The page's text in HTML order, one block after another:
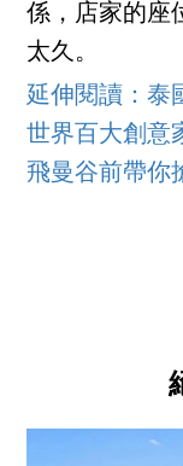
係，店家的座
太久。
延伸閱讀：泰
世界百大創意
飛曼谷前帶你